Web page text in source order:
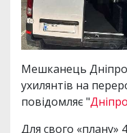
Мешканець
ухилянтів на
повідомляє "
Для свого «плану»